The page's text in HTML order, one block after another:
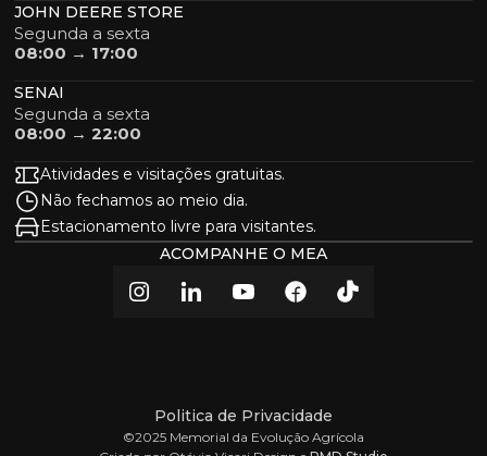
JOHN DEERE STORE
Segunda a sexta
08:00 → 17:00
SENAI
Segunda a sexta
08:00 → 22:00
Atividades e visitações gratuitas.
Não fechamos ao meio dia.
Estacionamento livre para visitantes.
ACOMPANHE O MEA
Politica de Privacidade
©2025 Memorial da Evolução Agrícola